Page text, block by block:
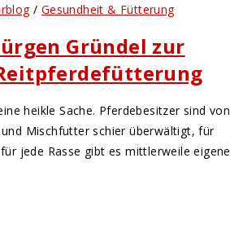
/ Gesundheit & Fütterung
Gründel zur
heikle Sache. Pferdebesitzer sind von
Mischfutter schier überwältigt, für
jede Rasse gibt es mittlerweile eigene